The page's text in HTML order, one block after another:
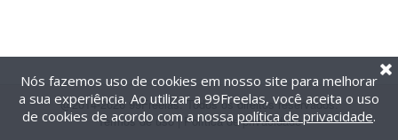
@2014-2026 99Freelas. Todos os direitos reservados.
Termos de uso| Política de privacidade
Nós fazemos uso de cookies em nosso site para melhorar
a sua experiência. Ao utilizar a 99Freelas, você aceita o uso
de cookies de acordo com a nossa política de privacidade.